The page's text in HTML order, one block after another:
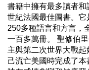
書籍中擁有最多讀者
世紀法國最佳圖書。
250多種語言和方言，
一百多萬冊。 聖修伯
主與第二次世界大戰
己流亡美國時完成了